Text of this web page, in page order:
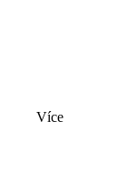
Více